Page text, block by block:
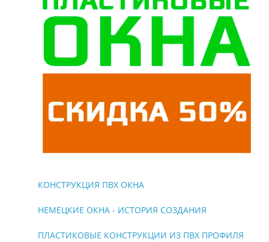
КОНСТРУКЦИЯ ПВХ ОКНА
НЕМЕЦКИЕ ОКНА - ИСТОРИЯ СОЗДАНИЯ
ПЛАСТИКОВЫЕ КОНСТРУКЦИИ ИЗ ПВХ ПРОФИЛЯ